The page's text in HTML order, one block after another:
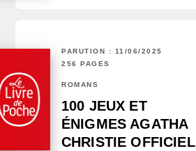
PARUTION : 11/06/2025
256 PAGES
ROMANS
100 JEUX ET
ÉNIGMES AGATHA
CHRISTIE OFFICIEL